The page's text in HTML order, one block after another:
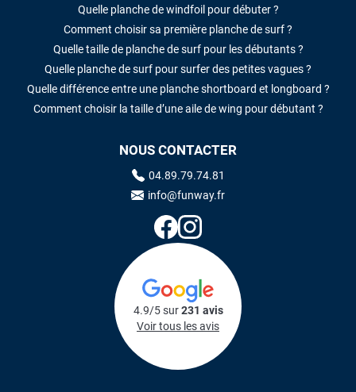
Quelle planche de windfoil pour débuter ?
Comment choisir sa première planche de surf ?
Quelle taille de planche de surf pour les débutants ?
Quelle planche de surf pour surfer des petites vagues ?
Quelle différence entre une planche shortboard et longboard ?
Comment choisir la taille d’une aile de wing pour débutant ?
NOUS CONTACTER
04.89.79.74.81
info@funway.fr
4.9/5 sur231 avis
Voir tous les avis